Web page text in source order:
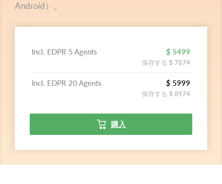
Android）。
Incl. EDPR 5 Agents $ 5499
保存する $ 7874
Incl. EDPR 20 Agents $ 5999
保存する $ 8974
購入